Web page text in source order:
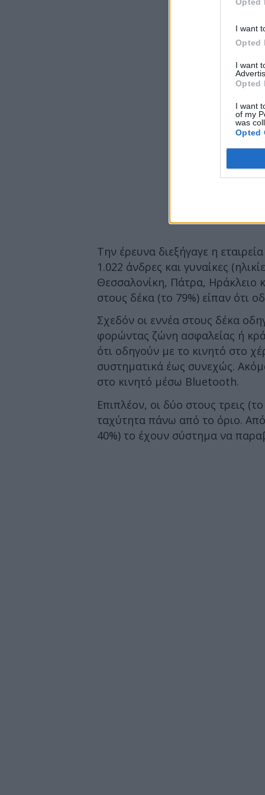
I want
Opted
I want
Opted
I want
of my
was
Opted
Την έρευνα διεξήγαγε η
1.022 άνδρες και γυναίκες
Θεσσαλονίκη, Πάτρα, Ηράκλειο
στους δέκα (το 79%) είπαν ότι
Σχεδόν οι εννέα στους δέκα
φορώντας ζώνη ασφαλείας ή
ότι οδηγούν με το κινητό στο
συστηματικά έως συνεχώς.
στο κινητό μέσω Bluetooth.
Επιπλέον, οι δύο στους τρεις
ταχύτητα πάνω από το όριο.
40%) το έχουν σύστημα να